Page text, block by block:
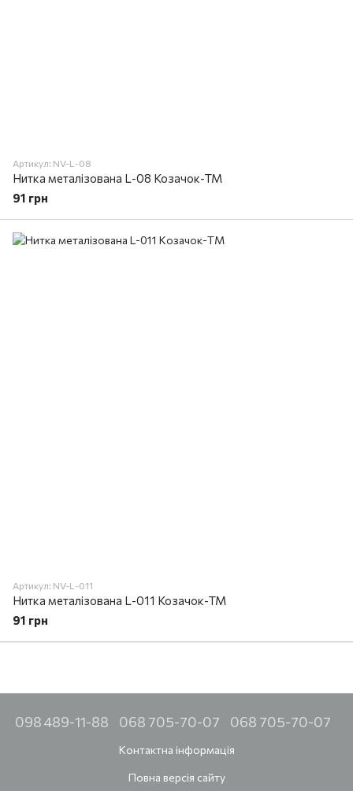
Артикул: NV-L-08
Нитка металізована L-08 Козачок-ТМ
91 грн
Артикул: NV-L-011
Нитка металізована L-011 Козачок-ТМ
91 грн
098 489-11-88 068 705-70-07 068 705-70-07
Контактна інформація
Повна версія сайту